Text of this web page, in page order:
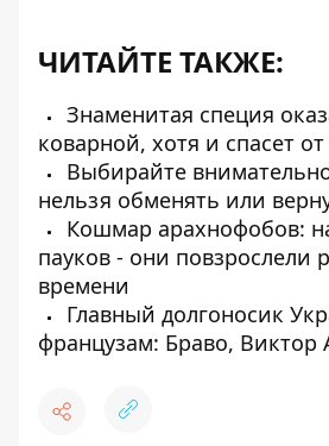
ЧИТАЙТЕ ТАКЖЕ:
Знаменитая специя
коварной, хотя и спасет
Выбирайте
нельзя обменять или
Кошмар арахнофобов:
пауков - они повзрослели
времени
Главный долгоносик
французам: Браво, Виктор